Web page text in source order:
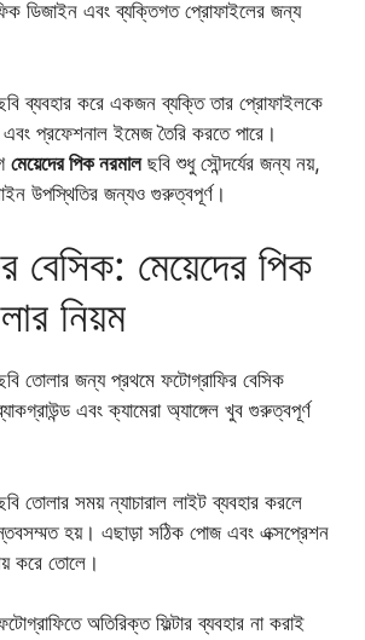
ডিজাইন এবং ব্যক্তিগত প্রোফাইলের জন্য
ব্যবহার করে একজন ব্যক্তি তার প্রোফাইলকে
প্রফেশনাল ইমেজ তৈরি করতে পারে।
মেয়েদের পিক নরমালছবি শুধু সৌন্দর্যের জন্য নয়,
উপস্থিতির জন্যও গুরুত্বপূর্ণ।
বেসিক: মেয়েদের পিক
নিয়ম
তোলার জন্য প্রথমে ফটোগ্রাফির বেসিক
এবং ক্যামেরা অ্যাঙ্গেল খুব গুরুত্বপূর্ণ
তোলার সময় ন্যাচারাল লাইট ব্যবহার করলে
হয়। এছাড়া সঠিক পোজ এবং এক্সপ্রেশন
করে তোলে।
অতিরিক্ত ফিল্টার ব্যবহার না করাই